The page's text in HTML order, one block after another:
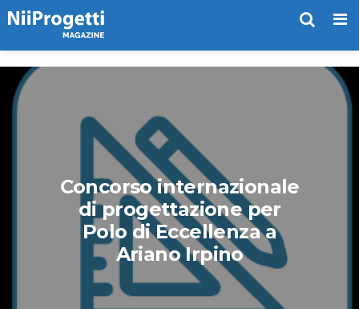
Concorso internazionale
di progettazione per
Polo di Eccellenza a
Ariano Irpino